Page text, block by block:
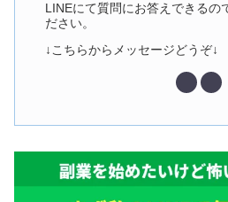
LINEにて質問にお答えできるの
ださい。
↓こちらからメッセージどうぞ↓